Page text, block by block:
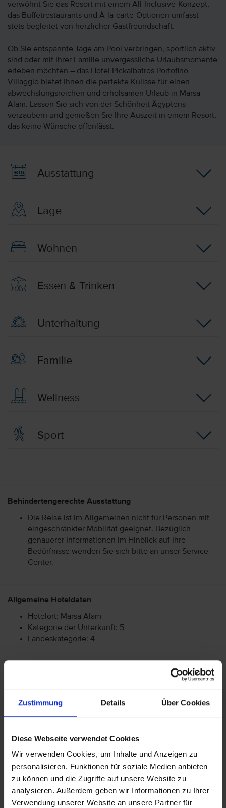
Zustimmung Details Über Cookies
Diese Webseite verwendet Cookies
Wir verwenden Cookies, um Inhalte und Anzeigen zu
personalisieren, Funktionen für soziale Medien anbieten
zu können und die Zugriffe auf unsere Website zu
analysieren. Außerdem geben wir Informationen zu Ihrer
Verwendung unserer Website an unsere Partner für
verwöhnt Sie das Resort mit einem All-Inclusive-Konzept,
das Buffetrestaurants und À-la-carte-Optionen umfasst –
stets begleitet von herzlicher Gastfreundschaft.
Ob Sie entspannte Tage am Pool verbringen, sportlich aktiv
sind oder mit Ihrer Familie unvergessliche Urlaubsmomente
erleben möchten – das Hotel Pickalbatros Portofino
Villaggio bietet Ihnen die perfekte Kulisse für einen
abwechslungsreichen und erholsamen Urlaub in Marsa
Alam. Lassen Sie sich von der Schönheit Ägyptens
verzaubern und genießen Sie Ihre Auszeit in einem Resort,
das keine Wünsche offenlässt.
Ausstattung
Lage
Wohnen
Essen & Trinken
Unterhaltung
Familie
Wellness
Sport
Behindertengerechte Ausstattung
Die Reise ist im Allgemeinen nicht für Personen mit
eingeschränkter Mobilität geeignet. Bezüglich
genauerer Informationen im Hinblick auf Ihre
Bedürfnisse wenden Sie sich bitte an unser Service-
Center.
Allgemeine Hoteldaten
Hotelort: Marsa Alam
Kategorie der Unterkunft: 5
Landeskategorie: 4
Achtung: Bitte beachten Sie, dass der Check-In am
Flughafen bei einigen Fluggesellschaften kostenpflichtig
ist. Freigepäck und Verpflegung während des Fluges
können je nach Fluggesellschaft variieren. Informationen
Gepäckinformationen.
Wir möchten Sie darauf aufmerksam machen, dass Sie am
Ankunftstag ab 15 Uhr (örtliche Abweichung vorbehalten) in
Ihr Hotel einchecken können. An Ihrem Abreisetag können
Sie Ihr Zimmer bis 11 Uhr (örtliche Abweichung vorbehalten)
nutzen. Bitte beachten Sie, dass es bei Nur-Hotel-